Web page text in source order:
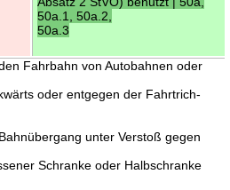
50a.1, 50a.2,
50a.3
Fahrbahn von Autobahnen oder
oder entgegen der Fahrtrich-
unter Verstoß gegen
Schranke oder Halbschranke